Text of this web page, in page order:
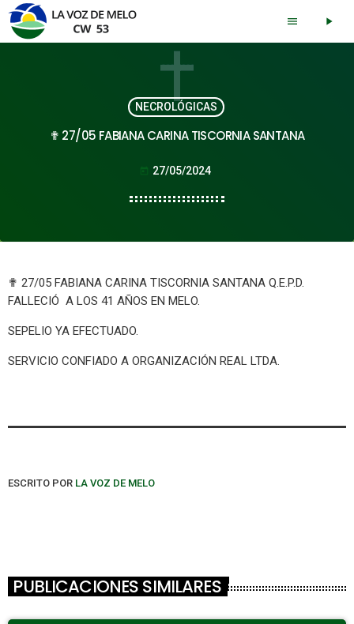
menu play_arrow
NECROLÓGICAS
✟ 27/05 FABIANA CARINA TISCORNIA SANTANA
today 27/05/2024
✟ 27/05 FABIANA CARINA TISCORNIA SANTANA Q.E.P.D.
FALLECIÓ A LOS 41 AÑOS EN MELO.
SEPELIO YA EFECTUADO.
SERVICIO CONFIADO A ORGANIZACIÓN REAL LTDA.
ESCRITO POR LA VOZ DE MELO
PUBLICACIONES SIMILARES